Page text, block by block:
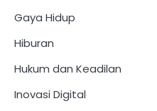
Gaya Hidup
Hiburan
Hukum dan Keadilan
Inovasi Digital